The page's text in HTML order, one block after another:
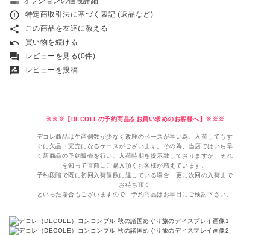
error_outline 特定商取引法に基づく表記 (返品など)
share この商品を友達に教える
undo 買い物を続ける
forum レビューを見る(0件)
rate_review レビューを投稿
※※※【DECOLEの予約商品をお買い求めのお客様へ】※※※
デコレ商品は生産個数が少なく改廃のペースが早い為、入荷してもす
ぐに欠品・完売になるケースがございます。その為、当店ではいち早
く新商品の予約販売を行い、入荷時期を提示致しておりますが、それ
を知って直前にご購入頂くお客様が増えています。
予約段階で既に初回入荷個数に達している場合、更に次回の入荷まで
お待ち頂く
といった場合もございますので、予約商品はお早目にご検討下さい。